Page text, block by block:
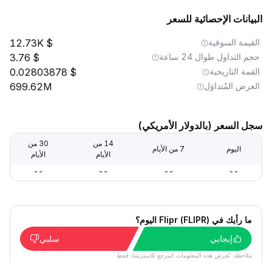
البيانات الإحصائية للسعر
القيمة السوقية 12.73K
حجم التداول طوال 24 ساعة 3.76
القمة التاريخية 0.02803878
العرض المُتداوَل 699.62M
سجل السعر (بالدولار الأمريكي)
اليوم 7 من الأيام
14 من
الأيام
30 من
الأيام
--
--
--
--
ما رأيك في Flipr (FLIPR) اليوم؟
إيجابي
سلبي
ملاحظة: تُعرَض هذه المعلومات كمرجع للاسترشاد فقط.